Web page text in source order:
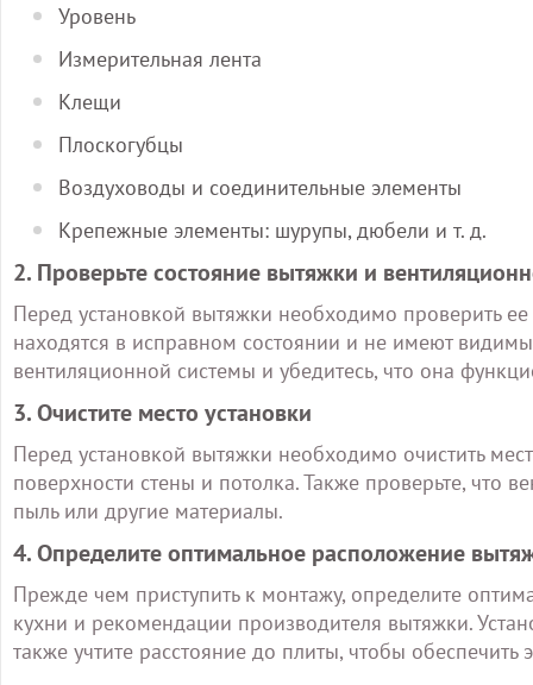
Уровень
Измерительная лента
Клещи
Плоскогубцы
Воздуховоды и соединительные элементы
Крепежные элементы: шурупы, дюбели и т. д.
2. Проверьте состояние вытяжки и
Перед установкой вытяжки необходимо проверить
находятся в исправном состоянии и не имеют
вентиляционной системы и убедитесь, что она
3. Очистите место установки
Перед установкой вытяжки необходимо очистить
поверхности стены и потолка. Также проверьте, что
пыль или другие материалы.
4. Определите оптимальное расположение
Прежде чем приступить к монтажу, определите
кухни и рекомендации производителя вытяжки.
также учтите расстояние до плиты, чтобы